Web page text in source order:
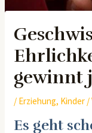
gewinnt
/ Erziehung, Kinder /
Es geht